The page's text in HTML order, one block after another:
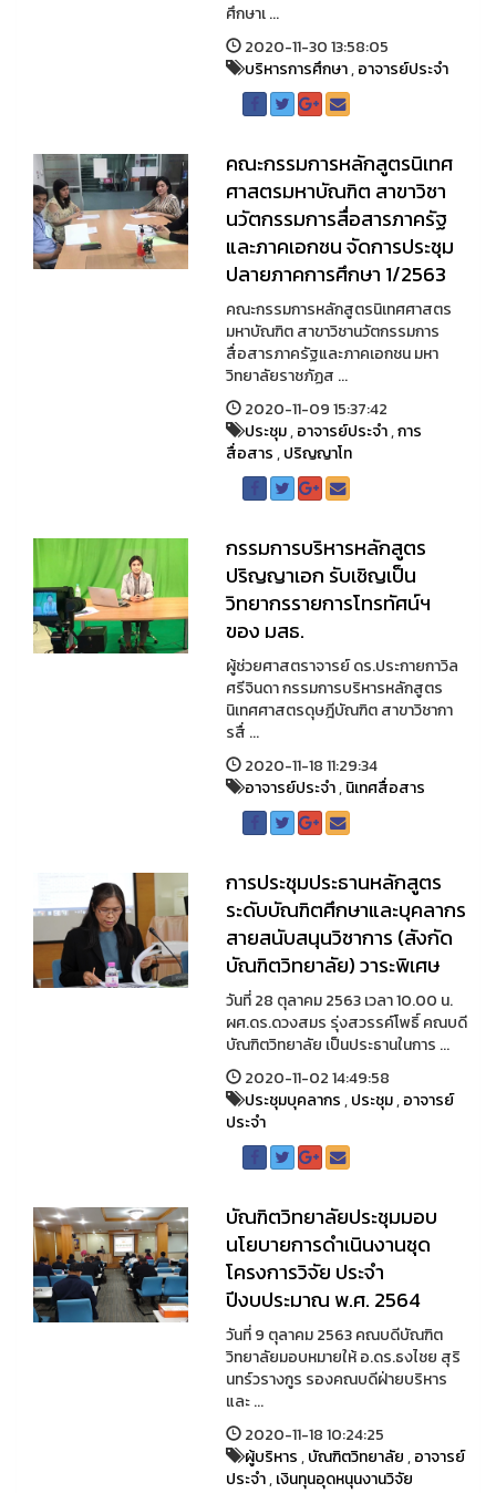
ศึกษาเ ...
2020-11-30 13:58:05
บริหารการศึกษา,อาจารย์ประจำ
คณะกรรมการหลักสูตรนิเทศ
ศาสตรมหาบัณฑิต สาขาวิชา
นวัตกรรมการสื่อสารภาครัฐ
และภาคเอกชน จัดการประชุม
ปลายภาคการศึกษา 1/2563
คณะกรรมการหลักสูตรนิเทศศาสตร
มหาบัณฑิต สาขาวิชานวัตกรรมการ
สื่อสารภาครัฐและภาคเอกชน มหา
วิทยาลัยราชภัฏส ...
2020-11-09 15:37:42
ประชุม,อาจารย์ประจำ,การ
สื่อสาร,ปริญญาโท
กรรมการบริหารหลักสูตร
ปริญญาเอก รับเชิญเป็น
วิทยากรรายการโทรทัศน์ฯ
ของ มสธ.
ผู้ช่วยศาสตราจารย์ ดร.ประกายกาวิล
ศรีจินดา กรรมการบริหารหลักสูตร
นิเทศศาสตรดุษฎีบัณฑิต สาขาวิชากา
รสื่ ...
2020-11-18 11:29:34
อาจารย์ประจำ,นิเทศสื่อสาร
การประชุมประธานหลักสูตร
ระดับบัณฑิตศึกษาและบุคลากร
สายสนับสนุนวิชาการ (สังกัด
บัณฑิตวิทยาลัย) วาระพิเศษ
วันที่ 28 ตุลาคม 2563 เวลา 10.00 น.
ผศ.ดร.ดวงสมร รุ่งสวรรค์โพธิ์ คณบดี
บัณฑิตวิทยาลัย เป็นประธานในการ ...
2020-11-02 14:49:58
ประชุมบุคลากร,ประชุม,อาจารย์
ประจำ
บัณฑิตวิทยาลัยประชุมมอบ
นโยบายการดำเนินงานชุด
โครงการวิจัย ประจำ
ปีงบประมาณ พ.ศ. 2564
วันที่ 9 ตุลาคม 2563 คณบดีบัณฑิต
วิทยาลัยมอบหมายให้ อ.ดร.ธงไชย สุริ
นทร์วรางกูร รองคณบดีฝ่ายบริหาร
และ ...
2020-11-18 10:24:25
ผู้บริหาร,บัณฑิตวิทยาลัย,อาจารย์
ประจำ,เงินทุนอุดหนุนงานวิจัย